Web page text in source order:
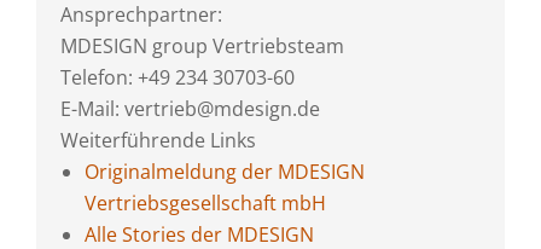
Ansprechpartner:
MDESIGN group Vertriebsteam
Telefon: +49 234 30703-60
E-Mail: vertrieb@mdesign.de
Weiterführende Links
Originalmeldung der MDESIGN
Vertriebsgesellschaft mbH
Alle Stories der MDESIGN